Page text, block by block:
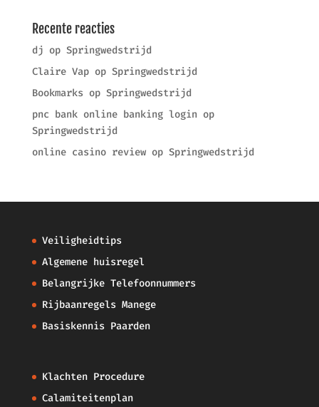
Recente reacties
dj op Springwedstrijd
Claire Vapop Springwedstrijd
Bookmarks op Springwedstrijd
pnc bank online banking loginop
Springwedstrijd
online casino reviewop Springwedstrijd
Veiligheidtips
Algemene huisregel
Belangrijke Telefoonnummers
Rijbaanregels Manege
Basiskennis Paarden
Klachten Procedure
Calamiteitenplan